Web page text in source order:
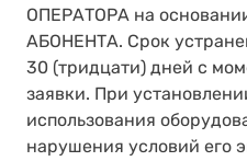
ОПЕРАТОРА на
АБОНЕНТА. Срок
30 (тридцати) дней с
заявки. При
использования
нарушения условий его